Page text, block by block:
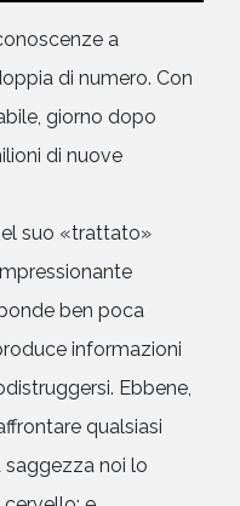
a
di numero. Con
giorno dopo
di nuove
suo «trattato»
ben poca
informazioni
Ebbene,
qualsiasi
saggezza noi lo